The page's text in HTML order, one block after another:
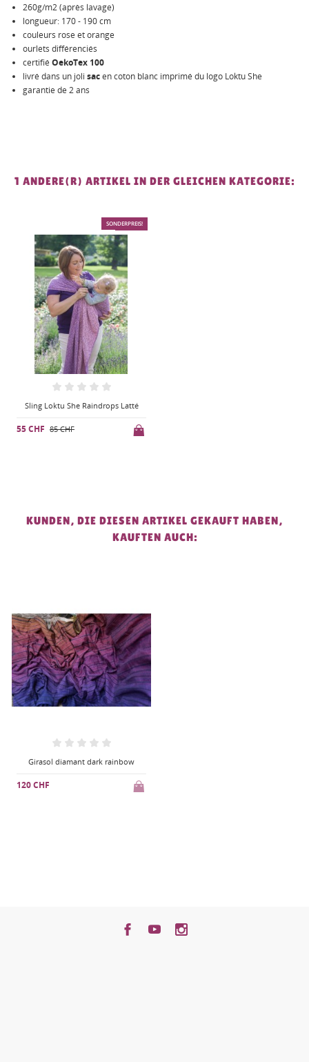
260g/m2 (après lavage)
longueur: 170 - 190 cm
couleurs rose et orange
ourlets différenciés
certifié OekoTex 100
livré dans un joli sacen coton blanc imprimé du logo Loktu She
garantie de 2 ans
1 ANDERE(R) ARTIKEL IN DER GLEICHEN KATEGORIE:
-30 CHF
SONDERPREIS!
Sling Loktu She Raindrops Latté
55 CHF 85 CHF
KUNDEN, DIE DIESEN ARTIKEL GEKAUFT HABEN,
KAUFTEN AUCH:
Girasol diamant dark rainbow
120 CHF